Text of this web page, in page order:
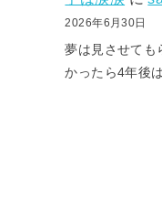
2026年6月30日
夢は見させても
かったら4年後